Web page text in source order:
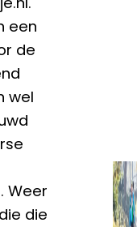
een
de
wel
Weer
die